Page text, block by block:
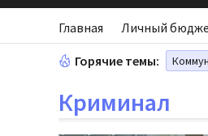
Главная Личный
Горячие темы:
Криминал